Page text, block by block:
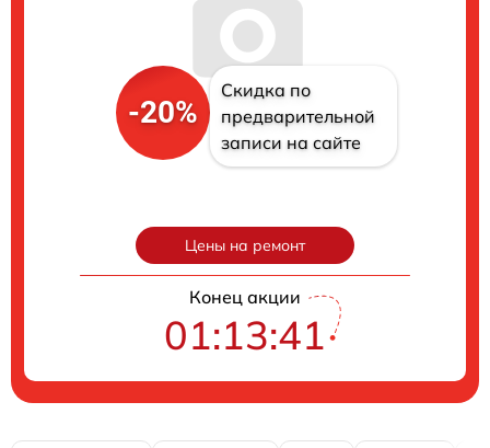
-20%
Скидка по
предварительной
записи на сайте
Цены на ремонт
Конец акции
01:13:40